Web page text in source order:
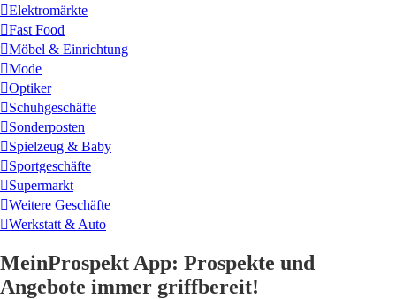
Elektromärkte
Fast Food
Möbel & Einrichtung
Mode
Optiker
Schuhgeschäfte
Sonderposten
Spielzeug & Baby
Sportgeschäfte
Supermarkt
Weitere Geschäfte
Werkstatt & Auto
MeinProspekt App: Prospekte und
Angebote immer griffbereit!